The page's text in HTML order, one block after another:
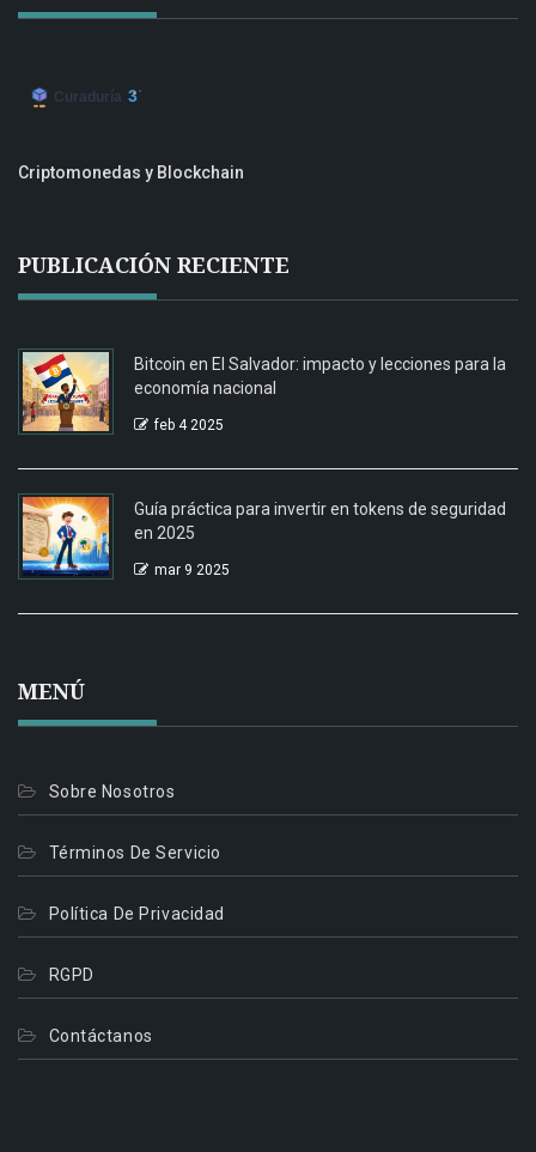
Criptomonedas y Blockchain
PUBLICACIÓN RECIENTE
Bitcoin en El Salvador: impacto y lecciones para la
economía nacional
feb 4 2025
Guía práctica para invertir en tokens de seguridad
en 2025
mar 9 2025
MENÚ
Sobre Nosotros
Términos De Servicio
Política De Privacidad
RGPD
Contáctanos